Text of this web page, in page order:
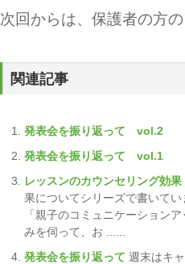
次回からは、保護者の方
関連記事
発表会を振り返って vol.2
発表会を振り返って vol.1
レッスンのカウンセリング効
果についてシリーズで書いて
「親子のコミュニケーション
みを伺って、お ......
発表会を振り返って 週末はキ